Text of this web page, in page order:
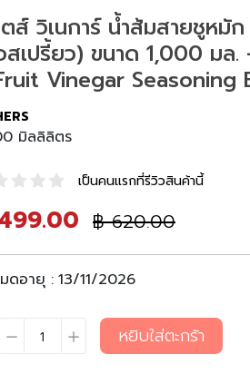
ส์ วิเนการ์ น้ำส้มสายชูหมั
สเปรี้ยว) ขนาด 1,000 มล
Vinegar Seasoning
เป็นคนแรกที่รีวิวสินค้านี้
ราคา
฿ 620.00
มิลลิลิตร
ดอายุ : 13/11/2026
หยิบใส่ตะกร้า